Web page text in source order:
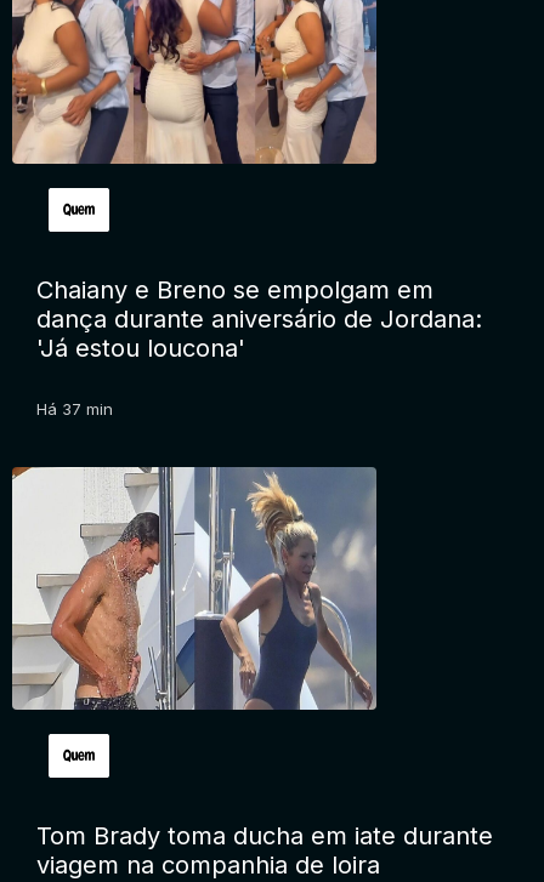
Chaiany e Breno se empolgam em
dança durante aniversário de Jordana:
'Já estou loucona'
Há 37 min
Tom Brady toma ducha em iate durante
viagem na companhia de loira